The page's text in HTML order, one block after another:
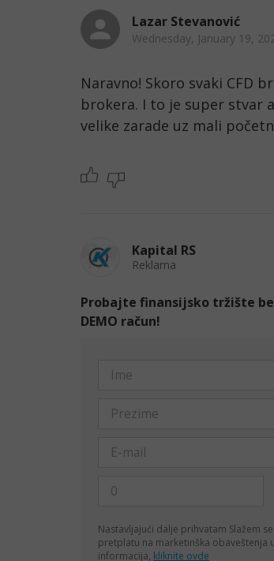
Lazar Stevanović
Wednesday, January 19,
Naravno! Skoro svaki CFD
brokera. I to je super stvar
velike zarade uz mali
Kapital RS
Reklama
Probajte finansijsko tržište
DEMO račun!
Nastavljajući dalje prihvatam Slažem
pretplatu na marketinška obaveštenja
informacija, kliknite ovde